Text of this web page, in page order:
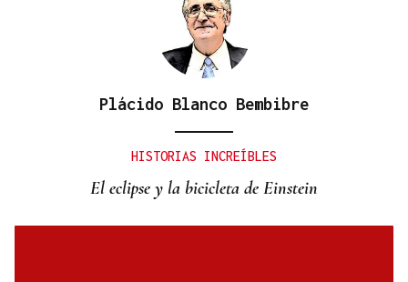
Plácido Blanco Bembibre
HISTORIAS INCREÍBLES
El eclipse y la bicicleta de Einstein